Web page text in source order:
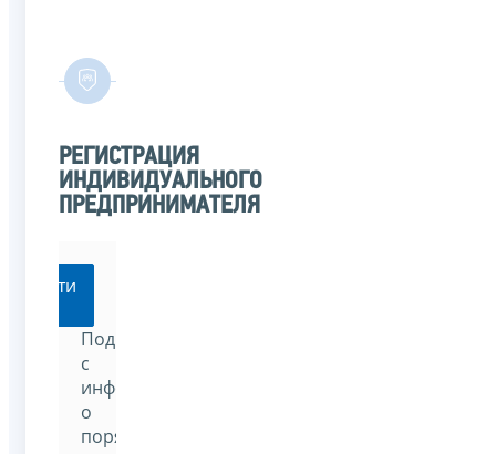
РЕГИСТРАЦИЯ
ИНДИВИДУАЛЬНОГО
ПРЕДПРИНИМАТЕЛЯ
Перейти
Подробнее
с
информацией
о
порядке